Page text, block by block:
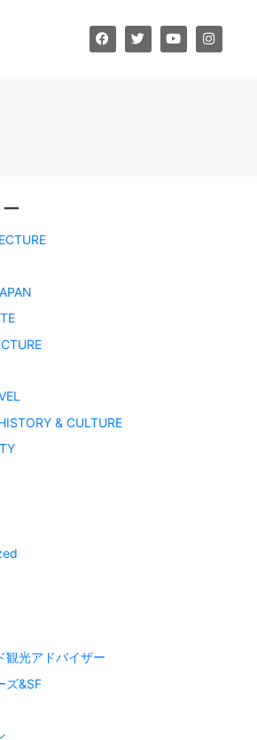
& CULTURE
観光アドバイザー
ズ&SF